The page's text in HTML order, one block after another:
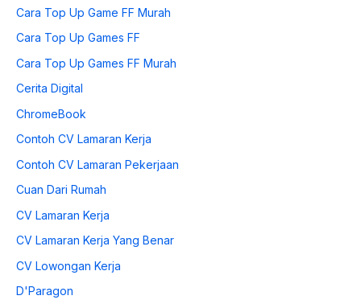
Cara Top Up Game FF Murah
Cara Top Up Games FF
Cara Top Up Games FF Murah
Cerita Digital
ChromeBook
Contoh CV Lamaran Kerja
Contoh CV Lamaran Pekerjaan
Cuan Dari Rumah
CV Lamaran Kerja
CV Lamaran Kerja Yang Benar
CV Lowongan Kerja
D'Paragon